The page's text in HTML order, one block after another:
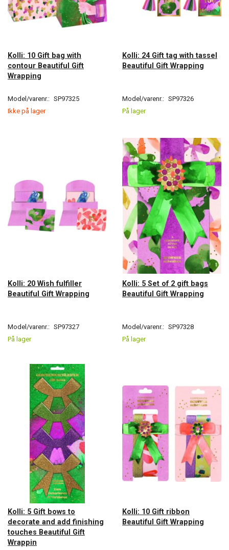
Kolli: 10 Gift bag with
contour Beautiful Gift
Wrapping
Model/varenr.: SP97325
Ikke på lager
Kolli: 24 Gift tag with tassel
Beautiful Gift Wrapping
Model/varenr.: SP97326
På lager
Kolli: 20 Wish fulfiller
Beautiful Gift Wrapping
Model/varenr.: SP97327
På lager
Kolli: 5 Set of 2 gift bags
Beautiful Gift Wrapping
Model/varenr.: SP97328
På lager
Kolli: 5 Gift bows to
decorate and add finishing
touches Beautiful Gift
Wrappin
Kolli: 10 Gift ribbon
Beautiful Gift Wrapping